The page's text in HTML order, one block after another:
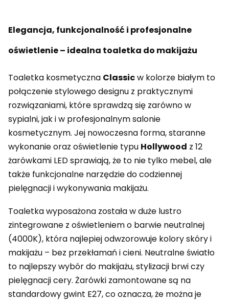
Elegancja, funkcjonalność i profesjonalne
oświetlenie – idealna toaletka do makijażu
Toaletka kosmetyczna Classicw kolorze białym to
połączenie stylowego designu z praktycznymi
rozwiązaniami, które sprawdzą się zarówno w
sypialni, jak i w profesjonalnym salonie
kosmetycznym. Jej nowoczesna forma, staranne
wykonanie oraz oświetlenie typu Hollywood z 12
żarówkami LED sprawiają, że to nie tylko mebel, ale
także funkcjonalne narzędzie do codziennej
pielęgnacji i wykonywania makijażu.
Toaletka wyposażona została w duże lustro
zintegrowane z oświetleniem o barwie neutralnej
(4000K), która najlepiej odwzorowuje kolory skóry i
makijażu – bez przekłamań i cieni. Neutralne światło
to najlepszy wybór do makijażu, stylizacji brwi czy
pielęgnacji cery. Żarówki zamontowane są na
standardowy gwint E27, co oznacza, że można je